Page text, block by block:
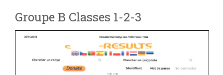
Groupe B Classes 1-2-3